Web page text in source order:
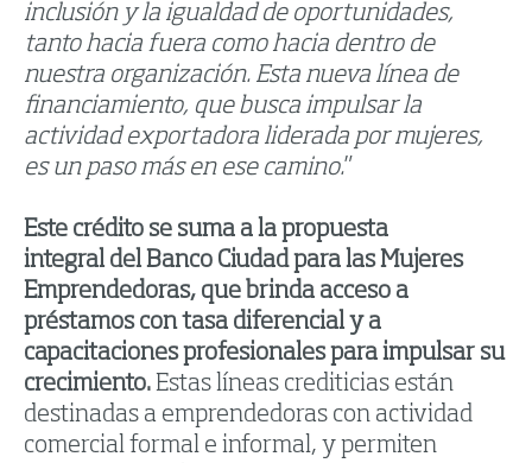
inclusión y la igualdad de oportunidades,
tanto hacia fuera como hacia dentro de
nuestra organización. Esta nueva línea de
financiamiento, que busca impulsar la
actividad exportadora liderada por mujeres,
es un paso más en ese camino.”
Este crédito se suma a la propuesta
integral del Banco Ciudadpara las Mujeres
Emprendedoras, que brinda acceso a
préstamos con tasa diferencial y a
capacitaciones profesionales para impulsar su
crecimiento. Estas líneas crediticias están
destinadas a emprendedoras con actividad
comercial formal e informal, y permiten